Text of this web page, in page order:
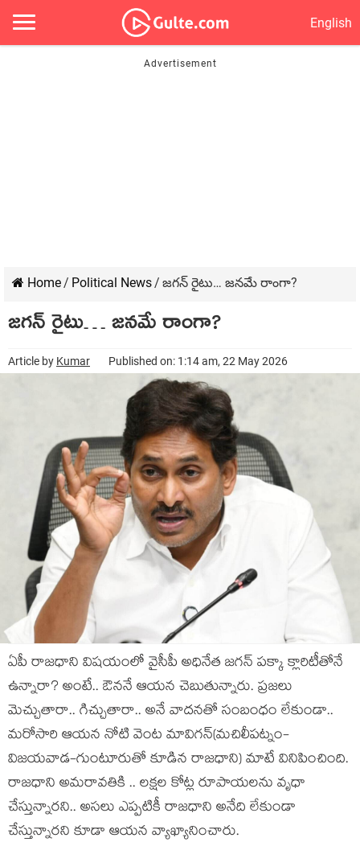
English
Home/ Political News/ జగన్ రైటు… జనమే రాంగా?
జగన్ రైటు… జనమే రాంగా?
Article by Kumar Published on: 1:14 am, 22 May 2026
ఏపీ రాజ‌ధాని విష‌యంలో వైసీపీ అధినేత జ‌గ‌న్ ప‌క్కా క్లారిటీతోనే
ఉన్నారా? అంటే.. ఔన‌నే ఆయ‌న చెబుతున్నారు. ప్ర‌జ‌లు
మెచ్చుతారా.. గిచ్చుతారా.. అనే వాద‌న‌తో సంబంధం లేకుండా..
మ‌రోసారి ఆయ‌న నోటి వెంట మావిగ‌న్‌(మ‌చిలీప‌ట్నం-
విజ‌య‌వాడ‌-గుంటూరుతో కూడిన రాజ‌ధాని) మాటే వినిపించింది.
రాజ‌ధాని అమ‌రావ‌తికి .. ల‌క్ష‌ల కోట్ల రూపాయ‌ల‌ను వృధా
చేస్తున్నార‌ని.. అస‌లు ఎప్ప‌టికీ రాజ‌ధాని అనేది లేకుండా
చేస్తున్నార‌ని కూడా ఆయ‌న వ్యాఖ్యానించారు.